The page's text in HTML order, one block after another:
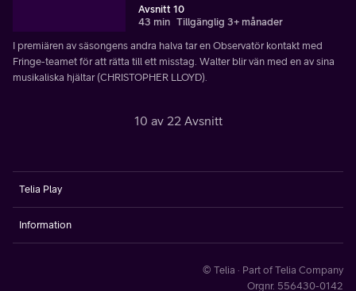
Avsnitt 10
43 min Tillgänglig 3+ månader
I premiären av säsongens andra halva tar en Observatör kontakt med
Fringe-teamet för att rätta till ett misstag. Walter blir vän med en av sina
musikaliska hjältar (CHRISTOPHER LLOYD).
10 av 22 Avsnitt
Telia Play
Information
© Telia · Part of Telia Company
Orgnr. 556430-0142